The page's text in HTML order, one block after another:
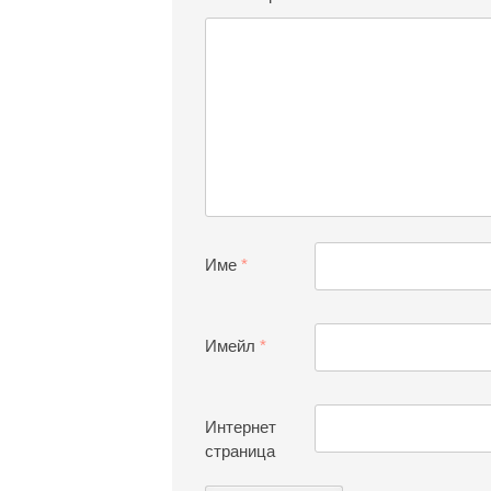
Име *
Имейл *
Интернет
страница